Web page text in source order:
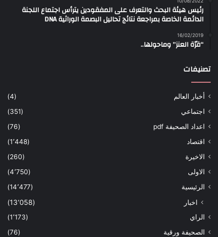
رئيس هيئة البحث والتعرف على المفقودين يترأس اجتماع اللجنة
الدائمة الخاصة بمراجعة نتائج تحاليل البصمة الوراثية DNA
16/02/2019
“قرّة العنز” وماحولها..
تصنيفات
أخبار العالم
(4)
اجتماعي
(351)
اعداد الصحيفة pdf
(76)
اقتصاد
(1٬448)
الاخيرة
(260)
الاولى
(4٬750)
الرئيسية
(14٬477)
اخبار (13٬058)
الراي
(1٬173)
الصحيفة ورقية
(76)